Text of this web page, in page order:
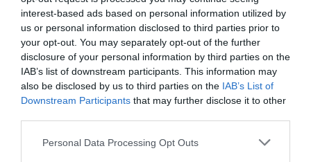
interest-based ads based on personal information utilized by
us or personal information disclosed to third parties prior to
your opt-out. You may separately opt-out of the further
disclosure of your personal information by third parties on the
IAB’s list of downstream participants. This information may
also be disclosed by us to third parties on the IAB’s List of
Downstream Participants that may further disclose it to other
Personal Data Processing Opt Outs
ΠΟΙΗΣΗ ΣΥΝΑΥΛΙΕΣ 2024
Newsletter
Κάθε βδομάδα στο e-mail σας τα τελευταία νέα για
την Τέχνη και τον Πολιτισμό!